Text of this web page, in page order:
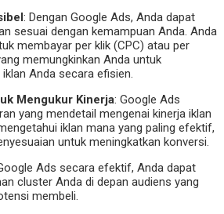
: Dengan Google Ads, Anda dapat
sesuai dengan kemampuan Anda. Anda
membayar per klik (CPC) atau per
memungkinkan Anda untuk
Anda secara efisien.
Mengukur Kinerja: Google Ads
yang mendetail mengenai kinerja iklan
iklan mana yang paling efektif,
untuk meningkatkan konversi.
Ads secara efektif, Anda dapat
cluster Anda di depan audiens yang
membeli.